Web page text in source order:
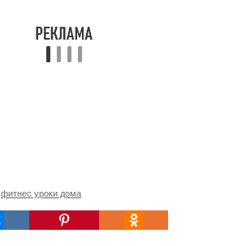
фитнес уроки дома